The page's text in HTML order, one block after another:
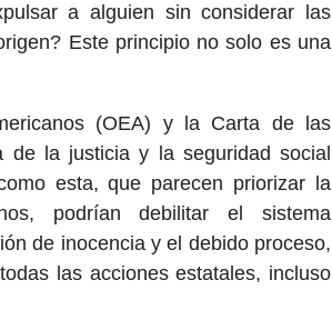
a alguien sin considerar las
Este principio no solo es una
(OEA) y la Carta de las
de la justicia y la seguridad social
esta, que parecen priorizar la
podrían debilitar el sistema
de inocencia y el debido proceso,
las acciones estatales, incluso